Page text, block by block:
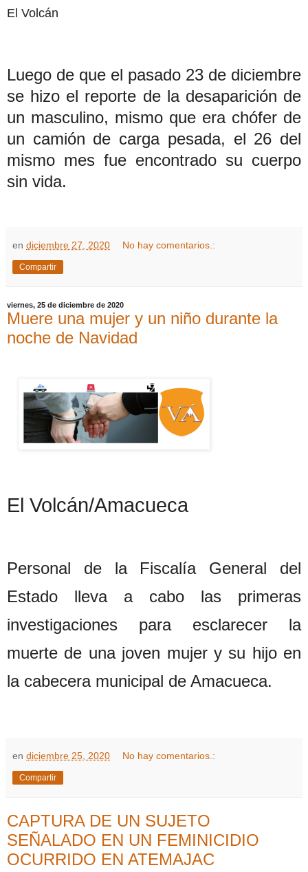
El Volcán
Luego de que el pasado 23 de diciembre
se hizo el reporte de la desaparición de
un masculino, mismo que era chófer de
un camión de carga pesada, el 26 del
mismo mes fue encontrado su cuerpo
sin vida.
en diciembre 27, 2020 No hay comentarios.:
Compartir
viernes, 25 de diciembre de 2020
Muere una mujer y un niño durante la
noche de Navidad
El Volcán/Amacueca
Personal de la Fiscalía General del
Estado lleva a cabo las primeras
investigaciones para esclarecer la
muerte de una joven mujer y su hijo en
la cabecera municipal de Amacueca.
en diciembre 25, 2020 No hay comentarios.:
Compartir
CAPTURA DE UN SUJETO
SEÑALADO EN UN FEMINICIDIO
OCURRIDO EN ATEMAJAC